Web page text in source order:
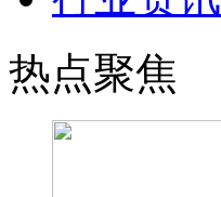
热点聚焦